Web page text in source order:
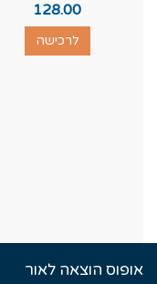
128.00
לרכישה
אופוס הוצאה לאור